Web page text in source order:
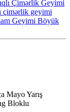
Çimərlik Geyimi
çimərlik geyimi
Geyimi Böyük